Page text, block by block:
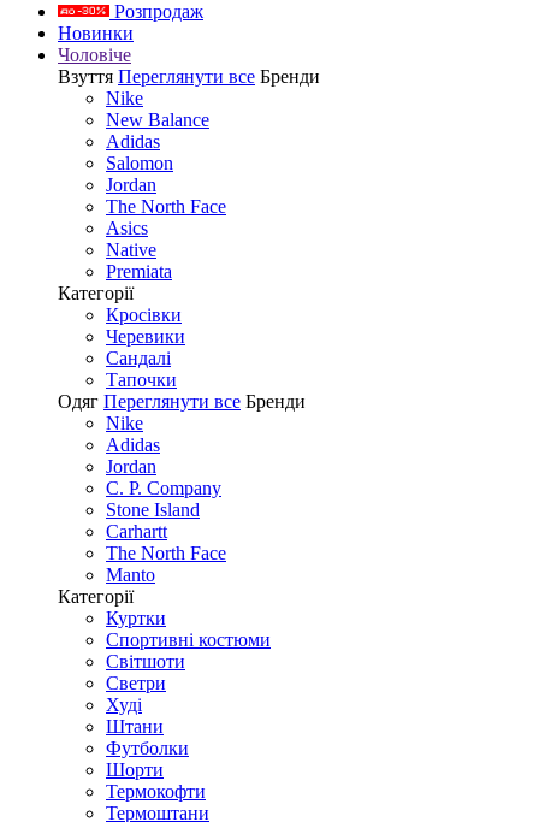
Розпродаж
Новинки
Чоловіче
Взуття Переглянути все Бренди
Nike
New Balance
Adidas
Salomon
Jordan
The North Face
Asics
Native
Premiata
Категорії
Кросівки
Черевики
Сандалі
Tапочки
Одяг Переглянути все Бренди
Nike
Adidas
Jordan
C. P. Company
Stone Island
Carhartt
The North Face
Manto
Категорії
Куртки
Спортивні костюми
Світшоти
Светри
Худі
Штани
Футболки
Шорти
Термокофти
Термоштани